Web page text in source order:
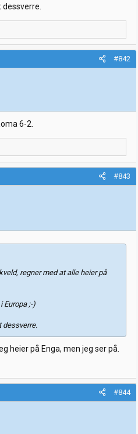
#842
6-2.
#843
regner med at alle heier på
Europa ;-)
dessverre.
heier på Enga, men jeg ser på.
#844